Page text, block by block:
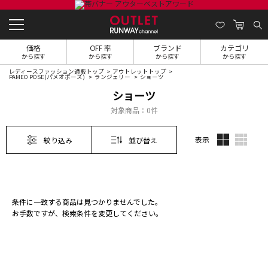
価格
から探す
OFF 率
から探す
ブランド
から探す
カテゴリ
から探す
レディースファッション通販トップ アウトレットトップ
PAMEO POSE(パメオポーズ) ランジェリー ショーツ
ショーツ
対象商品： 0件
絞り込み 並び替え 表示
条件に一致する商品は見つかりませんでした。
お手数ですが、検索条件を変更してください。